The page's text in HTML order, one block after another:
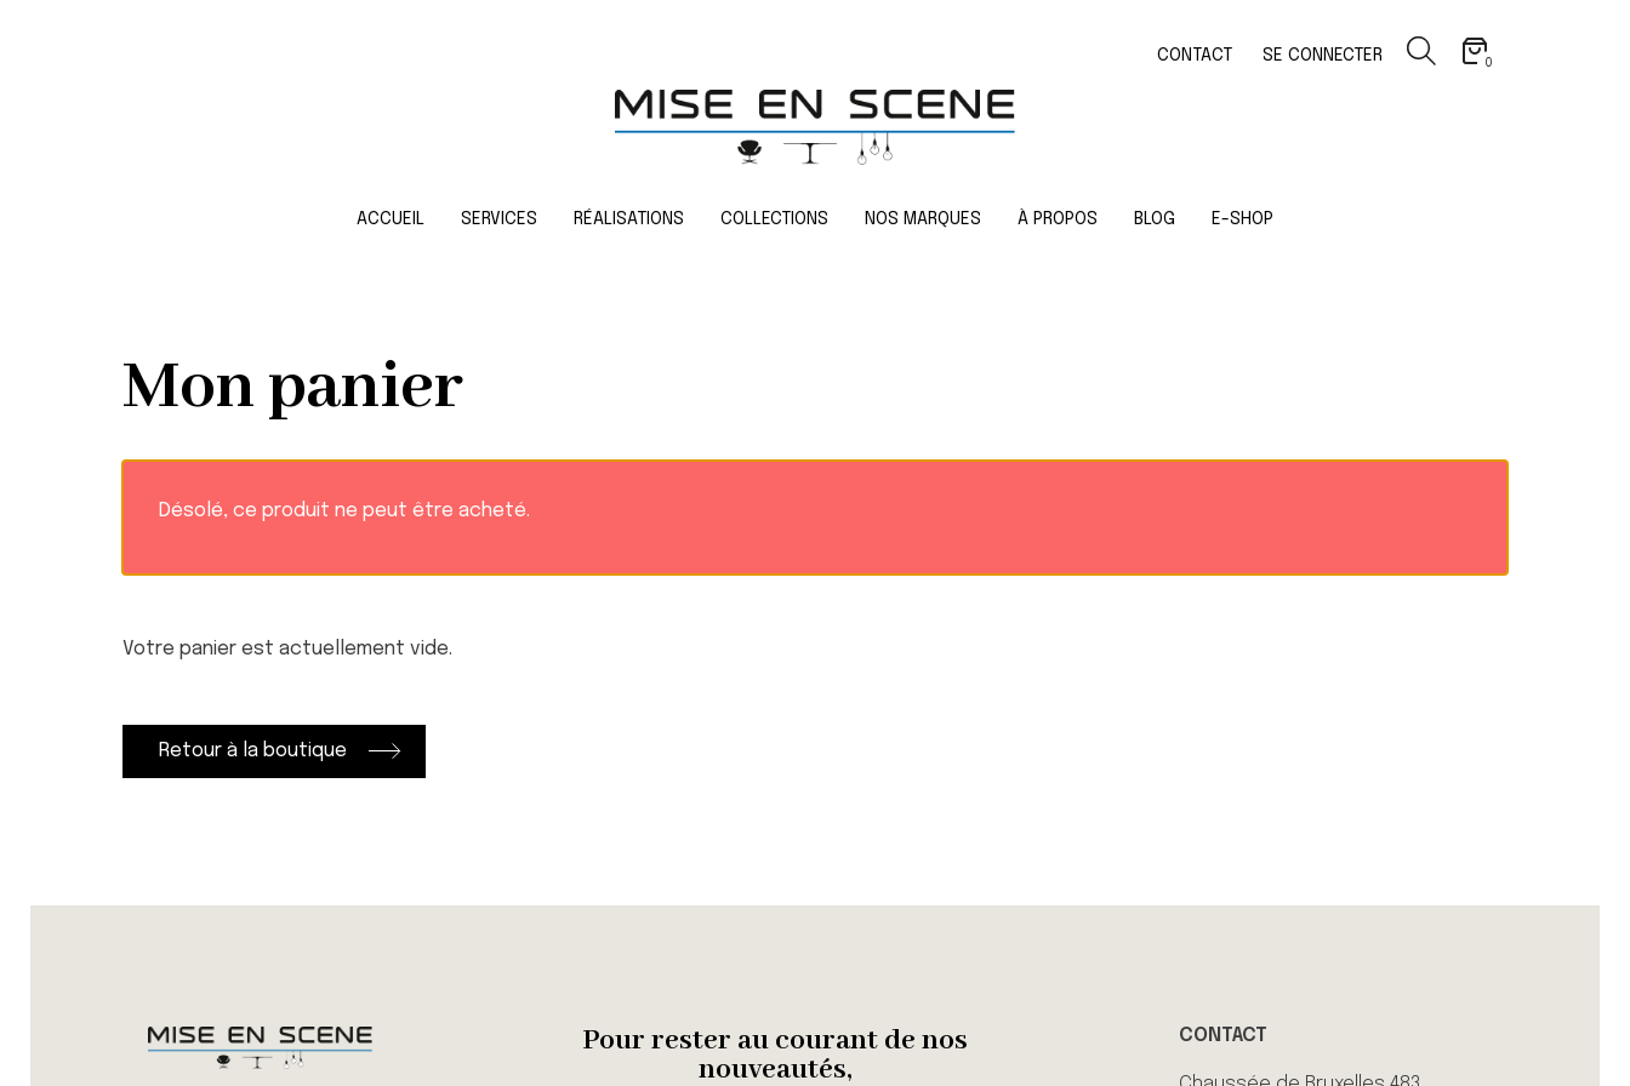
CONTACT SE CONNECTER 0
ACCUEIL SERVICES RÉALISATIONS COLLECTIONS NOS MARQUES À PROPOS BLOG E-SHOP
Mon panier
Désolé, ce produit ne peut être acheté.
Votre panier est actuellement vide.
Retour à la boutique
Pour rester au courant de nos
nouveautés,
CONTACT